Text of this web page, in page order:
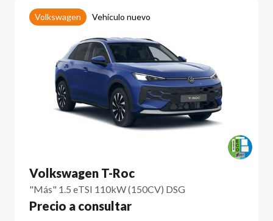
Volkswagen Vehículo nuevo
Volkswagen T-Roc
"Más" 1.5 eTSI 110kW (150CV) DSG
Precio a consultar